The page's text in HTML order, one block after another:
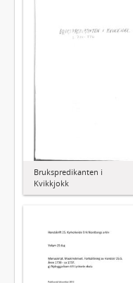
Brukspredikanten i
Kvikkjokk